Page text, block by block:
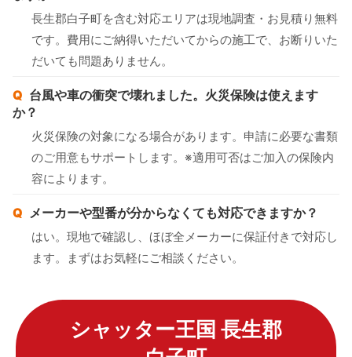
長生郡白子町を含む対応エリアは現地調査・お見積り無料
です。費用にご納得いただいてからの施工で、お断りいた
だいても問題ありません。
台風や車の衝突で壊れました。火災保険は使えます
か？
火災保険の対象になる場合があります。申請に必要な書類
のご用意もサポートします。※適用可否はご加入の保険内
容によります。
メーカーや型番が分からなくても対応できますか？
はい。現地で確認し、ほぼ全メーカーに保証付きで対応し
ます。まずはお気軽にご相談ください。
シャッター王国 長生郡